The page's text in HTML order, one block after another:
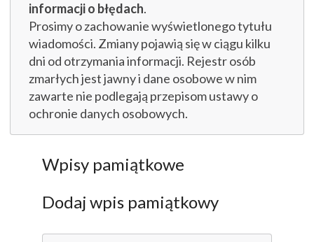
informacji o błędach.
Prosimy o zachowanie wyświetlonego tytułu
wiadomości. Zmiany pojawią się w ciągu kilku
dni od otrzymania informacji. Rejestr osób
zmarłych jest jawny i dane osobowe w nim
zawarte nie podlegają przepisom ustawy o
ochronie danych osobowych.
Wpisy pamiątkowe
Dodaj wpis pamiątkowy